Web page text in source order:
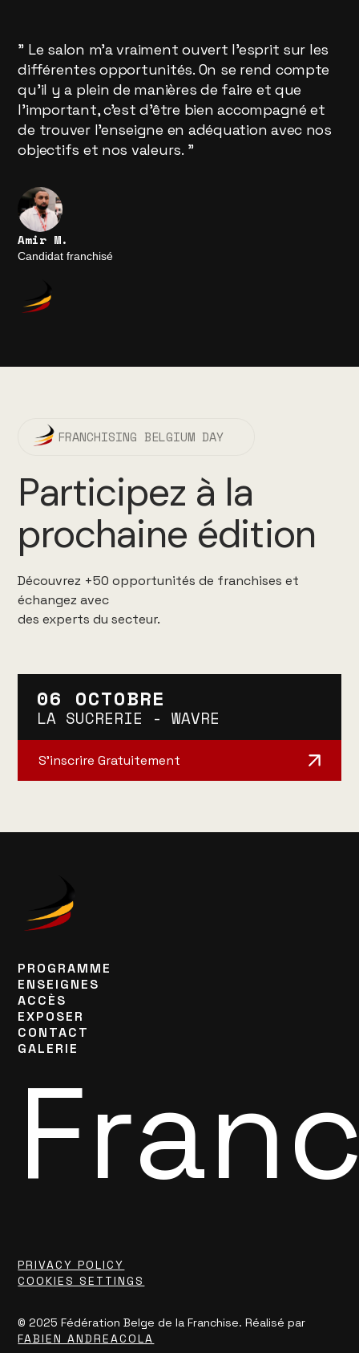
" Le salon m'a vraiment ouvert l'esprit sur les
différentes opportunités. On se rend compte
qu'il y a plein de manières de faire et que
l'important, c’est d’être bien accompagné et
de trouver l’enseigne en adéquation avec nos
objectifs et nos valeurs. "
Amir M.
Candidat franchisé
FRANCHISING BELGIUM DAY
Participez à la
prochaine édition
Découvrez +50 opportunités de franchises et
échangez avec
des experts du secteur.
06 OCTOBRE
LA SUCRERIE - WAVRE
S’inscrire Gratuitement
PROGRAMME
ENSEIGNES
ACCÈS
EXPOSER
CONTACT
GALERIE
PRIVACY POLICY
COOKIES SETTINGS
© 2025 Fédération Belge de la Franchise. Réalisé par
FABIEN ANDREACOLA